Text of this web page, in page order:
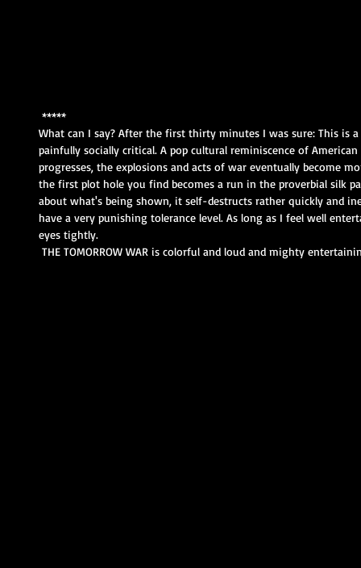
*****
What can I say? After the first thirty minutes I was sure: This is
painfully socially critical. A pop cultural reminiscence of
progresses, the explosions and acts of war eventually become
the first plot hole you find becomes a run in the proverbial silk
about what's being shown, it self-destructs rather quickly and
have a very punishing tolerance level. As long as I feel well
eyes tightly.
THE TOMORROW WAR is colorful and loud and mighty